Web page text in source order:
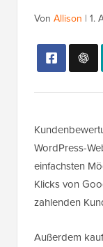
Von Allison | 1.
WordPress-
einfachsten
Klicks von
zahlenden
Außerdem